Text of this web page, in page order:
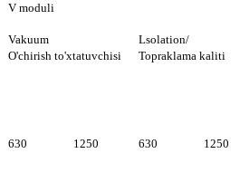
V moduli
Vakuum
O'chirish to'xtatuvchisi
Lsolation/
Topraklama kaliti
630 1250 630
1250